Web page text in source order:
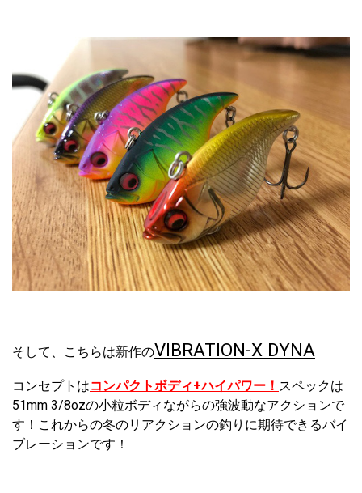
そして、こちらは新作のVIBRATION-X DYNA
コンセプトはコンパクトボディ+ハイパワー！ スペックは
51mm 3/8ozの小粒ボディながらの強波動なアクションで
す！これからの冬のリアクションの釣りに期待できるバイ
ブレーションです！